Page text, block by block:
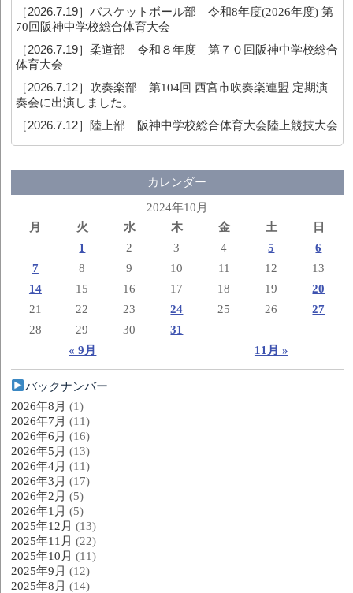
［2026.7.19］バスケットボール部 令和8年度(2026年度) 第
70回阪神中学校総合体育大会
［2026.7.19］柔道部 令和８年度 第７０回阪神中学校総合
体育大会
［2026.7.12］ 吹奏楽部 第104回 西宮市吹奏楽連盟 定期演
奏会に出演しました。
［2026.7.12］ 陸上部 阪神中学校総合体育大会陸上競技大会
カレンダー
2024年10月
月
火 水 木 金 土 日
« 9月 11月 »
1 2 3 4 5
6
7
8 9 10 11 12
13
14
15 16 17 18 19
20
21
22 23 24 25 26
27
28
29 30 31
バックナンバー
2026年8月 (1)
2026年7月 (11)
2026年6月 (16)
2026年5月 (13)
2026年4月 (11)
2026年3月 (17)
2026年2月 (5)
2026年1月 (5)
2025年12月 (13)
2025年11月 (22)
2025年10月 (11)
2025年9月 (12)
2025年8月 (14)